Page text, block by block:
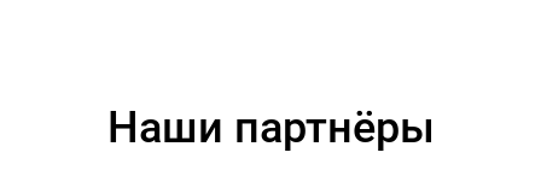
Наши партнёры